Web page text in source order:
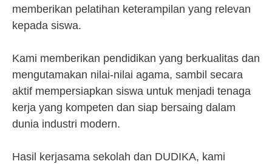
memberikan pelatihan keterampilan yang relevan
kepada siswa.
Kami memberikan pendidikan yang berkualitas dan
mengutamakan nilai-nilai agama, sambil secara
aktif mempersiapkan siswa untuk menjadi tenaga
kerja yang kompeten dan siap bersaing dalam
dunia industri modern.
Hasil kerjasama sekolah dan DUDIKA, kami